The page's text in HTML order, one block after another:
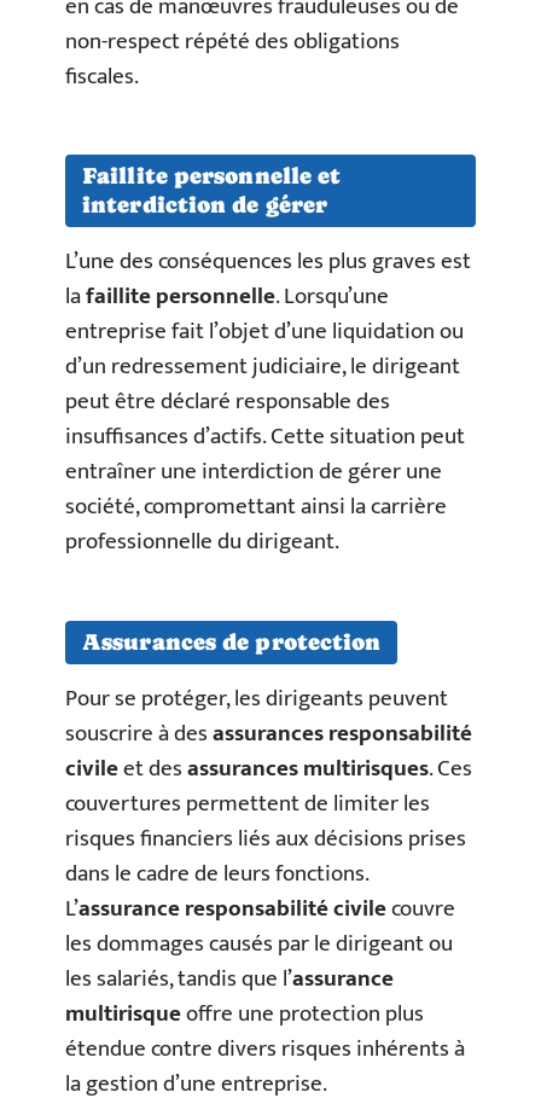
non-respect répété des obligations
fiscales.
Faillite personnelle et
interdiction de gérer
L’une des conséquences les plus graves est
lafaillite personnelle. Lorsqu’une
entreprise fait l’objet d’une liquidation ou
d’un redressement judiciaire, le dirigeant
peut être déclaré responsable des
insuffisances d’actifs. Cette situation peut
entraîner une interdiction de gérer une
société, compromettant ainsi la carrière
professionnelle du dirigeant.
Assurances de protection
Pour se protéger, les dirigeants peuvent
souscrire à desassurances responsabilité
civileet desassurances multirisques. Ces
couvertures permettent de limiter les
risques financiers liés aux décisions prises
dans le cadre de leurs fonctions.
L’assurance responsabilité civilecouvre
les dommages causés par le dirigeant ou
les salariés, tandis que l’assurance
multirisqueoffre une protection plus
étendue contre divers risques inhérents à
la gestion d’une entreprise.